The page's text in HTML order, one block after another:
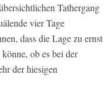
Tathergang
vier Tage
dass die Lage zu ernst
ob es bei der
der hiesigen